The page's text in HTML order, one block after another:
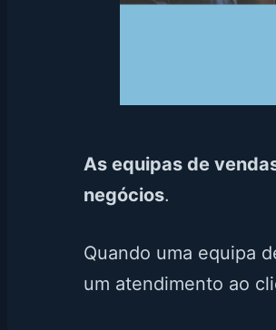
As equipas de
negócios.
Quando uma equipa
um atendimento ao